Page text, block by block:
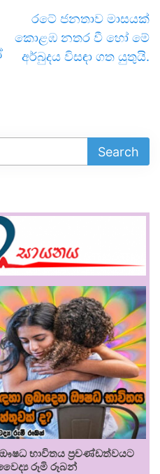
රටේ ජනතාව මාසයක්
කොළඹ නතර වී හෝ මේ
අර්බුදය විසඳා ගත යුතුයි.
භාවිතය ප්‍රචණ්ඩත්වයට
රූමි රූබන්